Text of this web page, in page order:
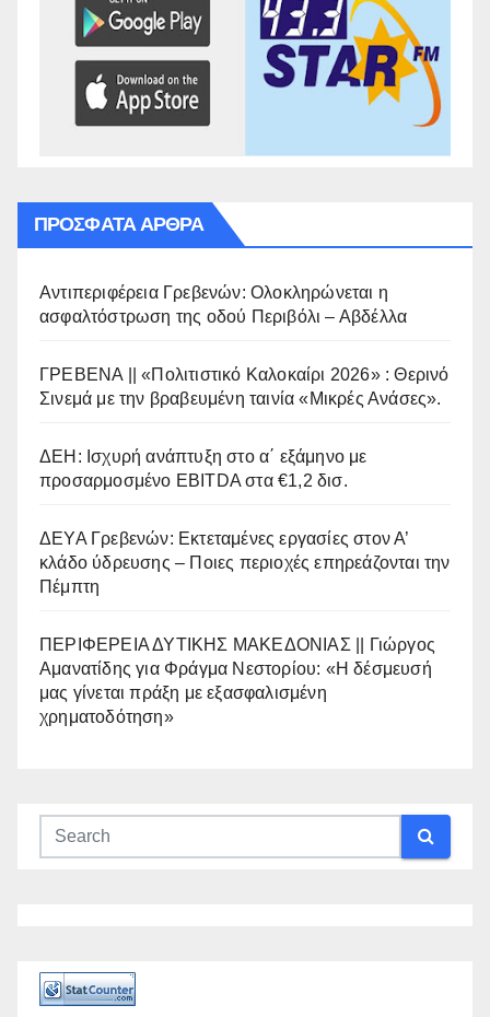
ΠΡΌΣΦΑΤΑ ΆΡΘΡΑ
Αντιπεριφέρεια Γρεβενών: Ολοκληρώνεται η
ασφαλτόστρωση της οδού Περιβόλι – Αβδέλλα
ΓΡΕΒΕΝΑ || «Πολιτιστικό Καλοκαίρι 2026» : Θερινό
Σινεμά με την βραβευμένη ταινία «Μικρές Ανάσες».
ΔΕΗ: Ισχυρή ανάπτυξη στο α΄ εξάμηνο με
προσαρμοσμένο EBITDA στα €1,2 δισ.
ΔΕΥΑ Γρεβενών: Εκτεταμένες εργασίες στον Α’
κλάδο ύδρευσης – Ποιες περιοχές επηρεάζονται την
Πέμπτη
ΠΕΡΙΦΕΡΕΙΑ ΔΥΤΙΚΗΣ ΜΑΚΕΔΟΝΙΑΣ || Γιώργος
Αμανατίδης για Φράγμα Νεστορίου: «Η δέσμευσή
μας γίνεται πράξη με εξασφαλισμένη
χρηματοδότηση»